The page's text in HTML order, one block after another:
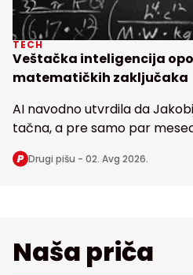
TECH
Veštačka inteligencija
matematičkih zaključaka
AI navodno utvrdila da
tačna, a pre samo par
dovela u pitanje i poznatu
stare bezmalo 100 godina
Drugi pišu - 02. Avg 2026.
Naša priča